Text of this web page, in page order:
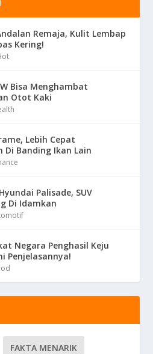
Remaja, Kulit Lembap
Kering!
Bisa Menghambat
Otot Kaki
Lebih Cepat
Di Banding Ikan Lain
Palisade, SUV
Di Idamkan
Negara Penghasil Keju
Penjelasannya!
FAKTA MENARIK